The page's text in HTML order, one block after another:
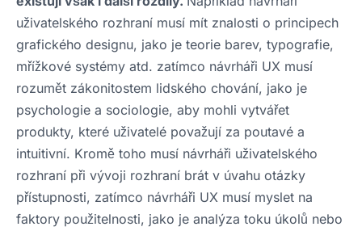
uživatelského rozhraní musí mít znalosti o principech
grafického designu, jako je teorie barev, typografie,
mřížkové systémy atd. zatímco návrháři UX musí
rozumět zákonitostem lidského chování, jako je
psychologie a sociologie, aby mohli vytvářet
produkty, které uživatelé považují za poutavé a
intuitivní. Kromě toho musí návrháři uživatelského
rozhraní při vývoji rozhraní brát v úvahu otázky
přístupnosti, zatímco návrháři UX musí myslet na
faktory použitelnosti, jako je analýza toku úkolů nebo